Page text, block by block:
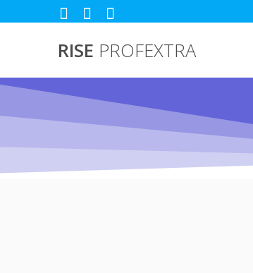
au
RISE PROFEXTRA